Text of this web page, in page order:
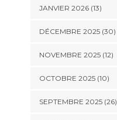
JANVIER 2026 (13)
DÉCEMBRE 2025 (30)
NOVEMBRE 2025 (12)
OCTOBRE 2025 (10)
SEPTEMBRE 2025 (26)